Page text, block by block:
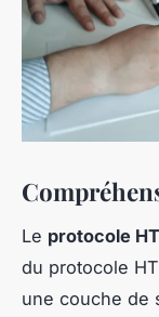
Le protocole
du protocole
une couche de